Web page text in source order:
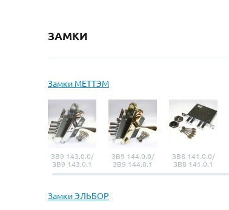
ЗАМКИ
Замки МЕТТЭМ
ЗВ9 143.0.0/
ЗВ9 143.0.1
ЗВ9 144.0.0/
ЗВ9 144.0.1
ЗВ8 141.0.0/
ЗВ8 141.0.1
Замки ЭЛЬБОР